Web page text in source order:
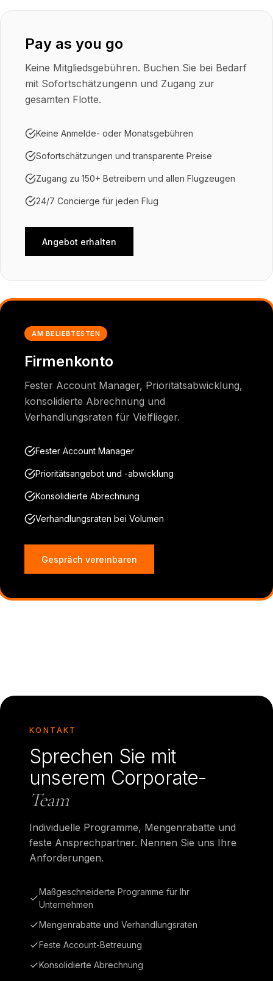
Pay as you go
Keine Mitgliedsgebühren. Buchen Sie bei Bedarf
mit Sofortschätzungenn und Zugang zur
gesamten Flotte.
Keine Anmelde- oder Monatsgebühren
Sofortschätzungen und transparente Preise
Zugang zu 150+ Betreibern und allen Flugzeugen
24/7 Concierge für jeden Flug
Angebot erhalten
AM BELIEBTESTEN
Firmenkonto
Fester Account Manager, Prioritätsabwicklung,
konsolidierte Abrechnung und
Verhandlungsraten für Vielflieger.
Fester Account Manager
Prioritätsangebot und -abwicklung
Konsolidierte Abrechnung
Verhandlungsraten bei Volumen
Gespräch vereinbaren
KONTAKT
Sprechen Sie mit
unserem Corporate-
Team
Individuelle Programme, Mengenrabatte und
feste Ansprechpartner. Nennen Sie uns Ihre
Anforderungen.
Maßgeschneiderte Programme für Ihr
Unternehmen
Mengenrabatte und Verhandlungsraten
Feste Account-Betreuung
Konsolidierte Abrechnung